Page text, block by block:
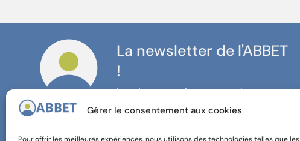
Gérer le consentement aux cookies
La newsletter de l'ABBET
!
Inscrivez-vous à notre newsletter et
restez informé·e de nos actualités !